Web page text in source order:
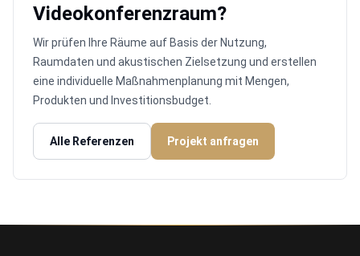
Videokonferenzraum?
Wir prüfen Ihre Räume auf Basis der Nutzung,
Raumdaten und akustischen Zielsetzung und erstellen
eine individuelle Maßnahmenplanung mit Mengen,
Produkten und Investitionsbudget.
Alle Referenzen Projekt anfragen